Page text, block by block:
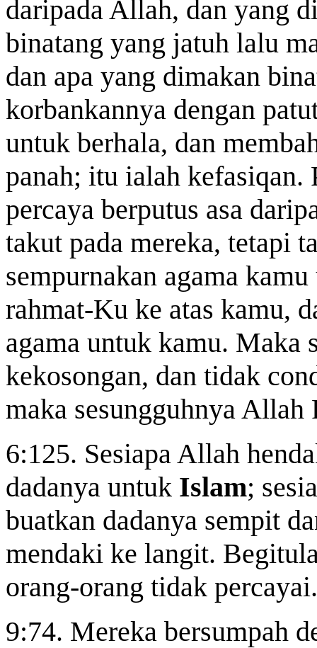
daripada Allah, dan yang
binatang yang jatuh lalu
dan apa yang dimakan
korbankannya dengan
untuk berhala, dan
panah; itu ialah
percaya berputus asa
takut pada mereka, tetapi
sempurnakan agama
rahmat-Ku ke atas kamu,
agama untuk kamu. Maka
kekosongan, dan tidak
maka sesungguhnya Allah
6:125. Sesiapa Allah
dadanya untuk Islam;
buatkan dadanya sempit
mendaki ke langit.
orang-orang tidak percayai.
9:74. Mereka bersumpah